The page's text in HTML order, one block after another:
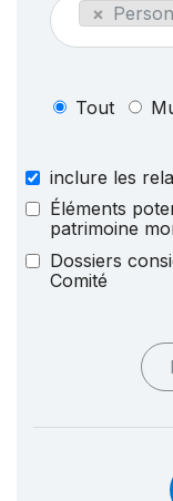
×
Tout
inclure les
Éléments
patrimoine
Dossiers
Comité